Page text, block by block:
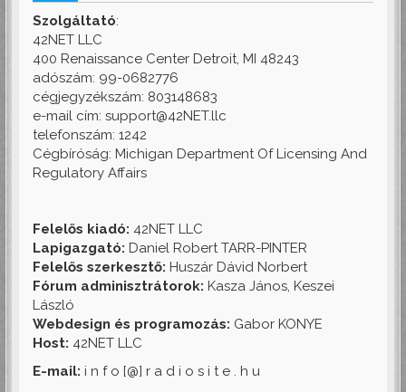
Szolgáltató:
42NET LLC
400 Renaissance Center Detroit, MI 48243
adószám: 99-0682776
cégjegyzékszám: 803148683
e-mail cím: support@42NET.llc
telefonszám: 1242
Cégbíróság: Michigan Department Of Licensing And
Regulatory Affairs
Felelős kiadó: 42NET LLC
Lapigazgató: Daniel Robert TARR-PINTER
Felelős szerkesztő: Huszár Dávid Norbert
Fórum adminisztrátorok: Kasza János, Keszei
László
Webdesign és programozás: Gabor KONYE
Host: 42NET LLC
E-mail: i n f o [@] r a d i o s i t e . h u